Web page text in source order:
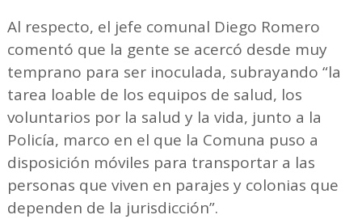
Al respecto, el jefe comunal Diego Romero
comentó que la gente se acercó desde muy
temprano para ser inoculada, subrayando “la
tarea loable de los equipos de salud, los
voluntarios por la salud y la vida, junto a la
Policía, marco en el que la Comuna puso a
disposición móviles para transportar a las
personas que viven en parajes y colonias que
dependen de la jurisdicción”.